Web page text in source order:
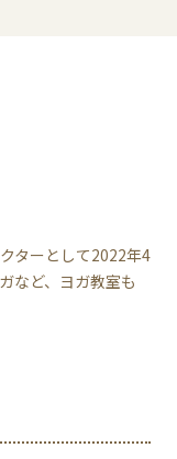
ターとして2022年4
など、ヨガ教室も